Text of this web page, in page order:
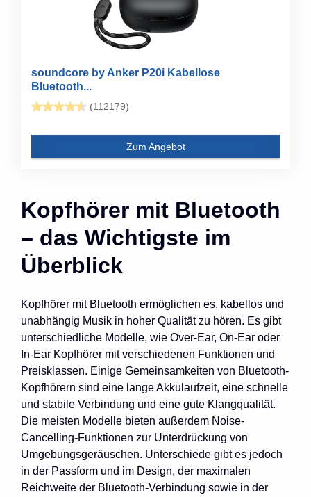
soundcore by Anker P20i Kabellose
Bluetooth...
(112179)
Zum Angebot
Kopfhörer mit Bluetooth
– das Wichtigste im
Überblick
Kopfhörer mit Bluetooth ermöglichen es, kabellos und
unabhängig Musik in hoher Qualität zu hören. Es gibt
unterschiedliche Modelle, wie Over-Ear, On-Ear oder
In-Ear Kopfhörer mit verschiedenen Funktionen und
Preisklassen. Einige Gemeinsamkeiten von Bluetooth-
Kopfhörern sind eine lange Akkulaufzeit, eine schnelle
und stabile Verbindung und eine gute Klangqualität.
Die meisten Modelle bieten außerdem Noise-
Cancelling-Funktionen zur Unterdrückung von
Umgebungsgeräuschen. Unterschiede gibt es jedoch
in der Passform und im Design, der maximalen
Reichweite der Bluetooth-Verbindung sowie in der